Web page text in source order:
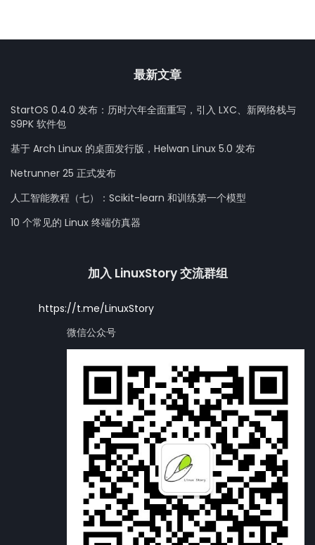
最新文章
StartOS 0.4.0 发布：历时六年全面重写，引入 LXC、新网络栈与
S9PK 软件包
基于 Arch Linux 的桌面发行版，Helwan Linux 5.0 发布
Netrunner 25 正式发布
人工智能教程（七）：Scikit-learn 和训练第一个模型
10 个常见的 Linux 终端仿真器
加入 LinuxStory 交流群组
https://t.me/LinuxStory
微信公众号